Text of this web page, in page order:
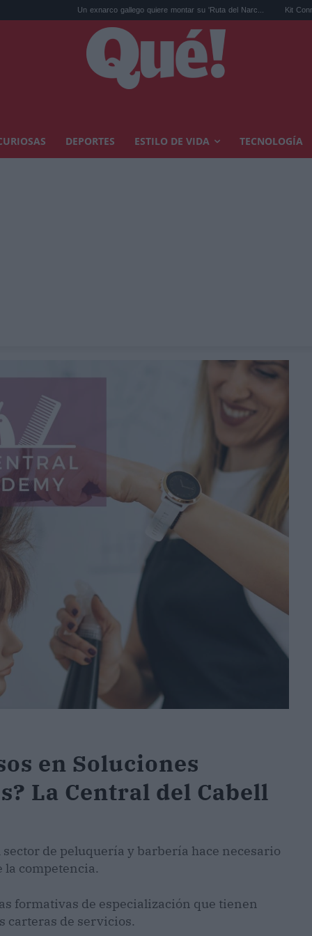
Un exnarco gallego quiere montar su 'Ruta del Narc... Kit Connor será
DEPORTES ESTILO DE VIDA TECNOLOGÍA
en Soluciones
La Central del Cabell
de peluquería y barbería hace necesario
competencia.
formativas de especialización que tienen
carteras de servicios.